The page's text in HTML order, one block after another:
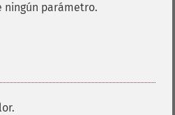
ningún parámetro.